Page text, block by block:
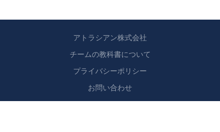
アトラシアン株式会社
チームの教科書について
プライバシーポリシー
お問い合わせ